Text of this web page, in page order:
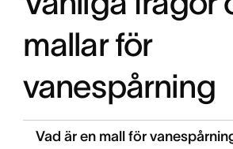
mallar för
vanespårning
Vad är en mall för